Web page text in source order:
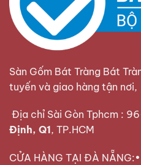
Sàn Gốm Bát Tràng Bát
tuyến và giao hàng tận nơi,
Địa chỉ Sài Gòn Tphcm :
Định, Q1, TP.HCM
CỬA HÀNG TẠI ĐÀ